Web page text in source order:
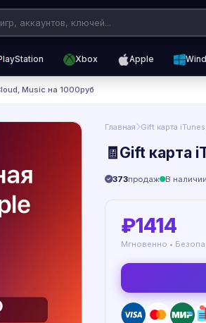
Xbox Apple
Music на 1000руб
Главная Gift карта
🧾Gift карта
373продаж В наличии
₽1414
Мгновенно •